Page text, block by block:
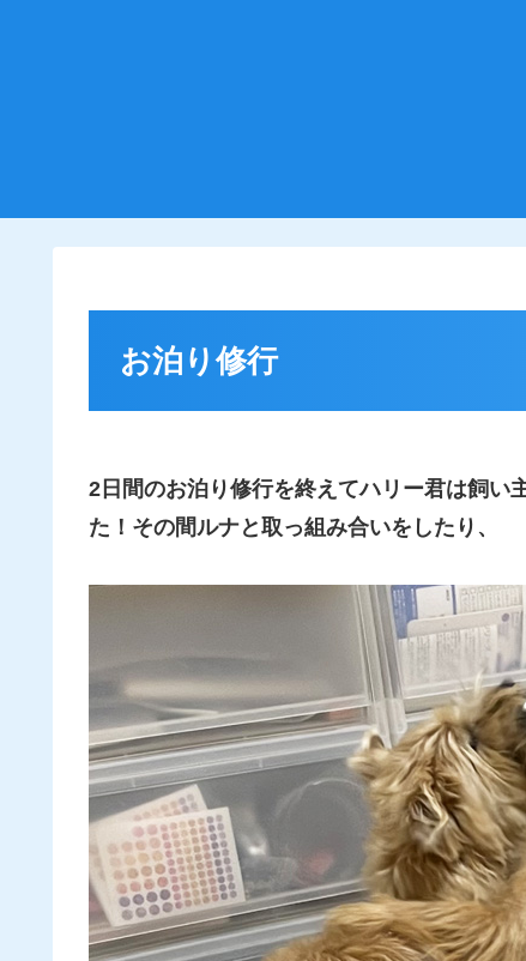
お泊り修行
2日間のお泊り修行を終えてハリー君は飼い
た！ その間ルナと取っ組み合いをしたり、